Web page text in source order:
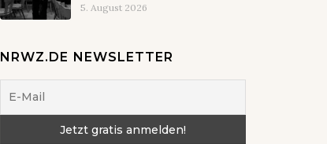
5. August 2026
NRWZ.DE NEWSLETTER